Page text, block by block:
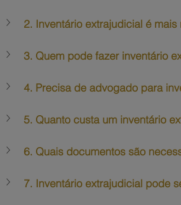
2. Inventário extrajudicial é
3. Quem pode fazer inventário
4. Precisa de advogado para
5. Quanto custa um inventário
6. Quais documentos são
7. Inventário extrajudicial pode